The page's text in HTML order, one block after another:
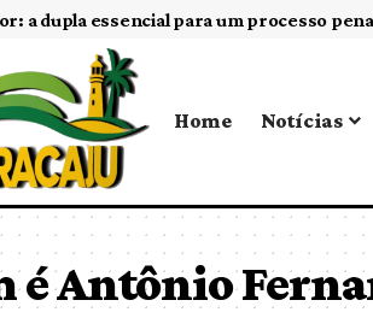
a dupla essencial para um processo
Home Notícias
é Antônio